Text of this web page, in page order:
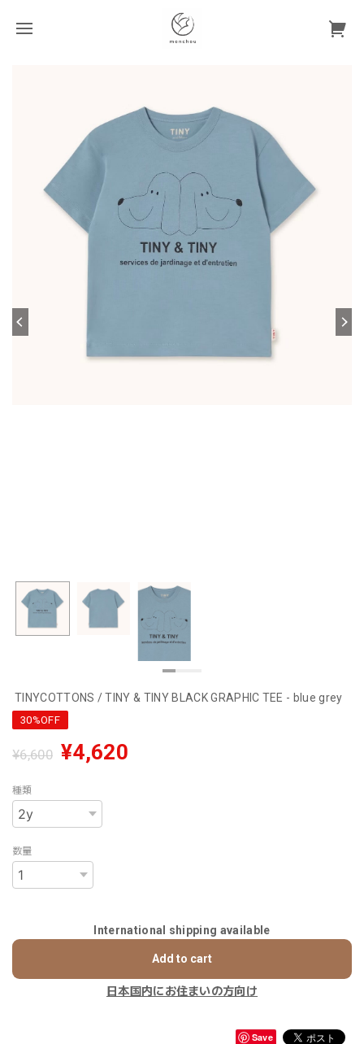
TINYCOTTONS / TINY & TINY BLACK GRAPHIC TEE - blue grey
30%OFF
¥6,600 ¥4,620
種類
数量
International shipping available
Add to cart
日本国内にお住まいの方向け
Save